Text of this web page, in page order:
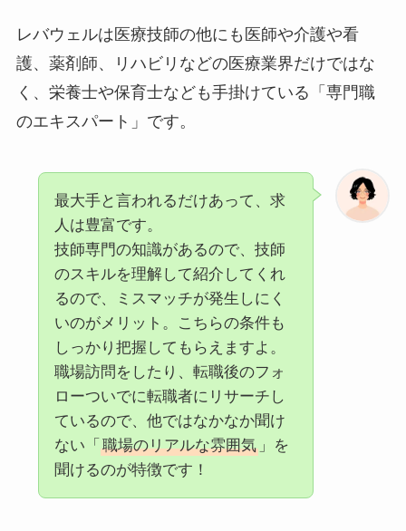
レバウェルは医療技師の他にも医師や介護や看
護、薬剤師、リハビリなどの医療業界だけではな
く、栄養士や保育士なども手掛けている「専門職
のエキスパート」です。
最大手と言われるだけあって、求
人は豊富です。
技師専門の知識があるので、技師
のスキルを理解して紹介してくれ
るので、ミスマッチが発生しにく
いのがメリット。こちらの条件も
しっかり把握してもらえますよ。
職場訪問をしたり、転職後のフォ
ローついでに転職者にリサーチし
ているので、他ではなかなか聞け
ない「 職場のリアルな雰囲気」を
聞けるのが特徴です！